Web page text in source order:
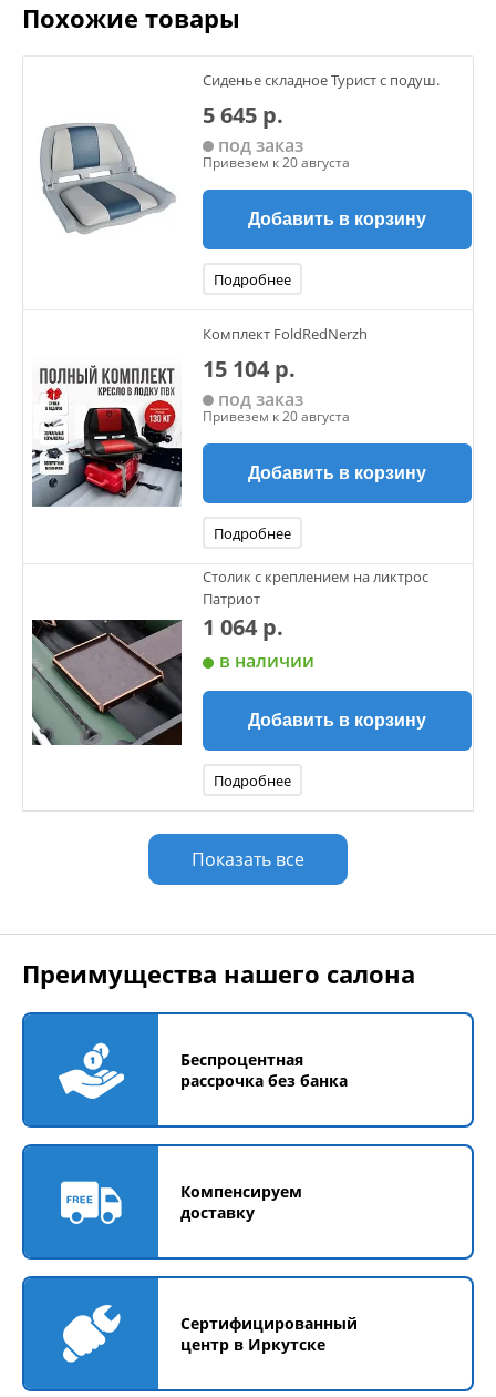
Похожие товары
Сиденье складное Турист с подуш.
5 645 р.
под заказ
Привезем к 20 августа
Добавить в корзину
Подробнее
Комплект FoldRedNerzh
15 104 р.
под заказ
Привезем к 20 августа
Добавить в корзину
Подробнее
Столик с креплением на ликтрос
Патриот
1 064 р.
в наличии
Добавить в корзину
Подробнее
Показать все
Преимущества нашего салона
Беспроцентная
рассрочка без банка
Компенсируем
доставку
Сертифицированный
центр в Иркутске